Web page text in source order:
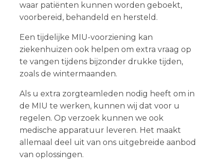
waar patiënten kunnen worden geboekt,
voorbereid, behandeld en hersteld.
Een tijdelijke MIU-voorziening kan
ziekenhuizen ook helpen om extra vraag op
te vangen tijdens bijzonder drukke tijden,
zoals de wintermaanden.
Als u extra zorgteamleden nodig heeft om in
de MIU te werken, kunnen wij dat voor u
regelen. Op verzoek kunnen we ook
medische apparatuur leveren. Het maakt
allemaal deel uit van ons uitgebreide aanbod
van oplossingen.